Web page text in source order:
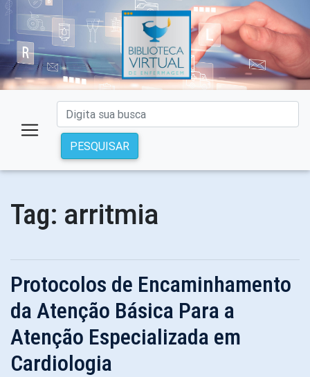
PESQUISAR
Tag: arritmia
Protocolos de Encaminhamento
da Atenção Básica Para a
Atenção Especializada em
Cardiologia